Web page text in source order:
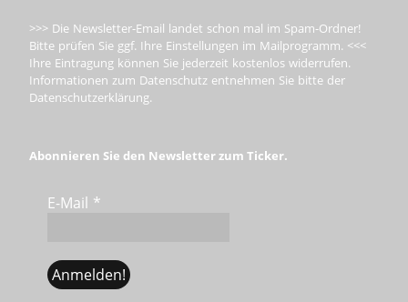
>>> Die Newsletter-Email landet schon mal im Spam-Ordner!
Bitte prüfen Sie ggf. Ihre Einstellungen im Mailprogramm. <<<
Ihre Eintragung können Sie jederzeit kostenlos widerrufen.
Informationen zum Datenschutz entnehmen Sie bitte der
Datenschutzerklärung.
Abonnieren Sie den Newsletter zum Ticker.
E-Mail *